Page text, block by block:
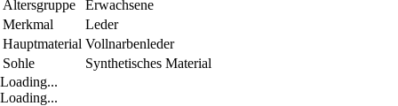
Altersgruppe
Erwachsene
Merkmal
Leder
Hauptmaterial Vollnarbenleder
Sohle
Synthetisches Material
Loading...
Loading...